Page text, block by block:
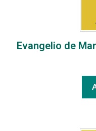
Evangelio de